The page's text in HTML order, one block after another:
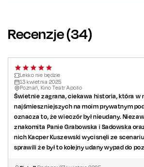
Recenzje (34)
Lekko nie będzie
13 kwietnia 2025
Poznań, Kino Teatr Apollo
Świetnie zagrana, ciekawa historia, która w
najśmieszniejszych na moim prywatnym
oznacza to, że wieczór był nieudany.
znakomita Panie Grabowska i Sadowska
nich Kacper Kuszewski wycisnęli ze
sprawili że był to kolejny udany wypad do